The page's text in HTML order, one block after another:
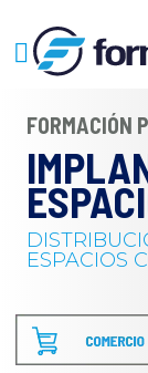
FORMACIÓN
ESPACIOS